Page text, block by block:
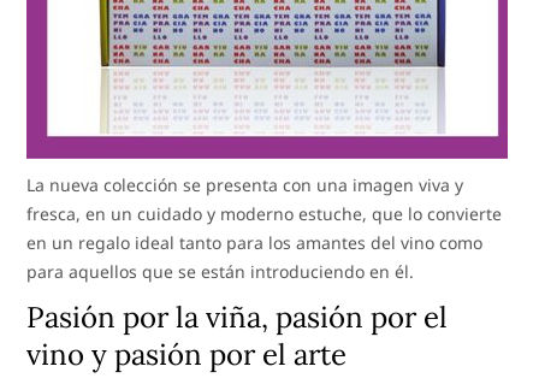
La nueva colección se presenta con una imagen viva y
fresca, en un cuidado y moderno estuche, que lo convierte
en un regalo ideal tanto para los amantes del vino como
para aquellos que se están introduciendo en él.
Pasión por la viña, pasión por el
vino y pasión por el arte